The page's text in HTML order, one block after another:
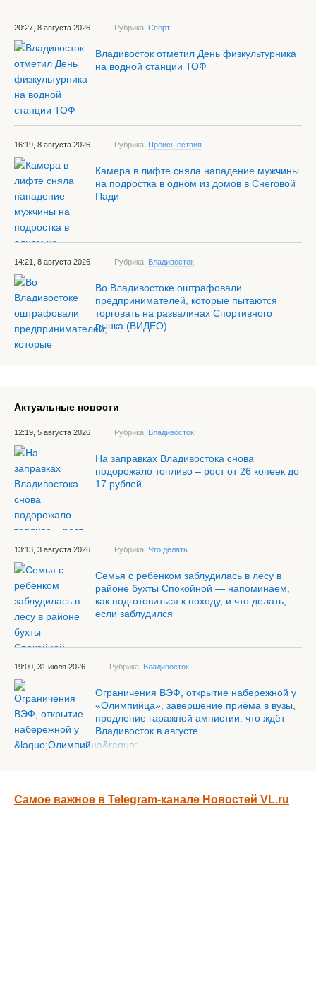
20:27, 8 августа 2026 Рубрика: Спорт
Владивосток отметил День физкультурника
на водной станции ТОФ
16:19, 8 августа 2026 Рубрика: Происшествия
Камера в лифте сняла нападение мужчины
на подростка в одном из домов в Снеговой
Пади
14:21, 8 августа 2026 Рубрика: Владивосток
Во Владивостоке оштрафовали
предпринимателей, которые пытаются
торговать на развалинах Спортивного
рынка (ВИДЕО)
Актуальные новости
12:19, 5 августа 2026 Рубрика: Владивосток
На заправках Владивостока снова
подорожало топливо – рост от 26 копеек до
17 рублей
13:13, 3 августа 2026 Рубрика: Что делать
Семья с ребёнком заблудилась в лесу в
районе бухты Спокойной — напоминаем,
как подготовиться к походу, и что делать,
если заблудился
19:00, 31 июля 2026 Рубрика: Владивосток
Ограничения ВЭФ, открытие набережной у
«Олимпийца», завершение приёма в вузы,
продление гаражной амнистии: что ждёт
Владивосток в августе
Самое важное в Telegram-канале Новостей VL.ru